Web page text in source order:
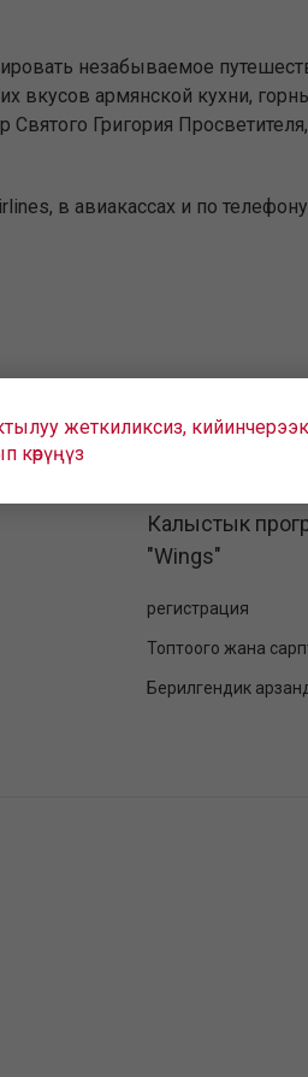
незабываемое
вкусов армянской кухни,
Григория
в авиакассах и по
жеткиликсиз,
көрүңүз
Калыстык
"Wings"
регистрация
Топтоого жана
Берилгендик